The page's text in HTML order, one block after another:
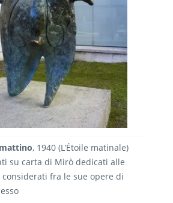
, 1940 (L’Étoile matinale)
su carta di Mirò dedicati alle
considerati fra le sue opere di